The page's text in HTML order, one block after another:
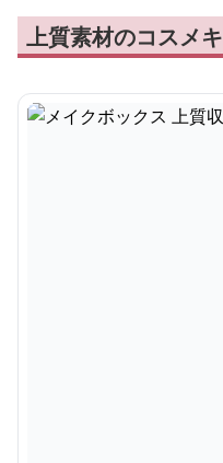
上質素材のコスメ